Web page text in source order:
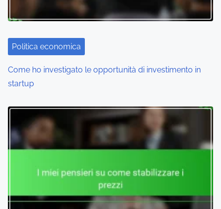
a
i
o
n
Politica economica
Come ho investigato le opportunità di investimento in
startup